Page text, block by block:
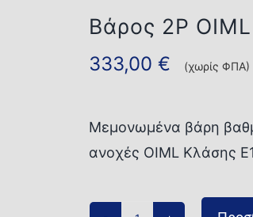
Βάρος 2P
333,00 € (χωρίς ΦΠΑ)
Μεμονωμένα βάρη
ανοχές OIML Κλάσης